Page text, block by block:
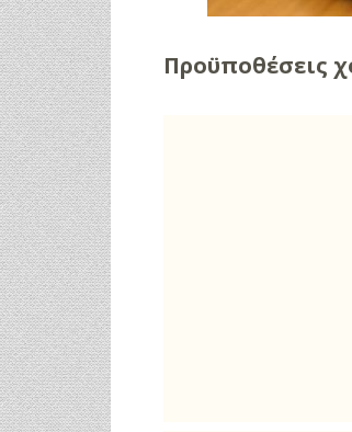
Προϋποθέσεις